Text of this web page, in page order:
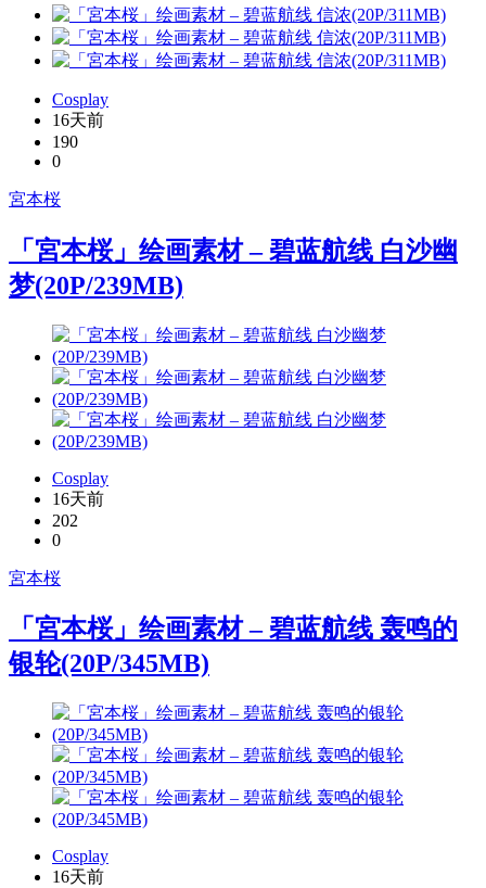
Cosplay
16天前
190
0
宮本桜
「宮本桜」绘画素材 – 碧蓝航线 白沙幽
梦(20P/239MB)
Cosplay
16天前
202
0
宮本桜
「宮本桜」绘画素材 – 碧蓝航线 轰鸣的
银轮(20P/345MB)
Cosplay
16天前